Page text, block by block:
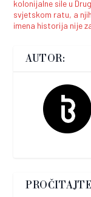
kolonijalne sile u
svjetskom ratu, a
imena historija nije
AUTOR: